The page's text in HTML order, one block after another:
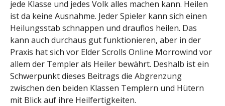
jede Klasse und jedes Volk alles machen kann. Heilen
ist da keine Ausnahme. Jeder Spieler kann sich einen
Heilungsstab schnappen und drauflos heilen. Das
kann auch durchaus gut funktionieren, aber in der
Praxis hat sich vor Elder Scrolls Online Morrowind vor
allem der Templer als Heiler bewährt. Deshalb ist ein
Schwerpunkt dieses Beitrags die Abgrenzung
zwischen den beiden Klassen Templern und Hütern
mit Blick auf ihre Heilfertigkeiten.